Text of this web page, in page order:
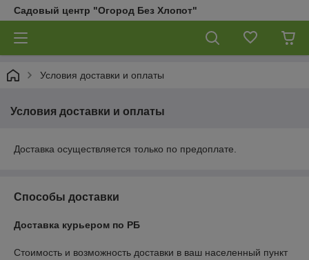
Садовый центр "Огород Без Хлопот"
Условия доставки и оплаты
Условия доставки и оплаты
Доставка осуществляется только по предоплате.
Способы доставки
Доставка курьером по РБ
Стоимость и возможность доставки в ваш населенный пункт